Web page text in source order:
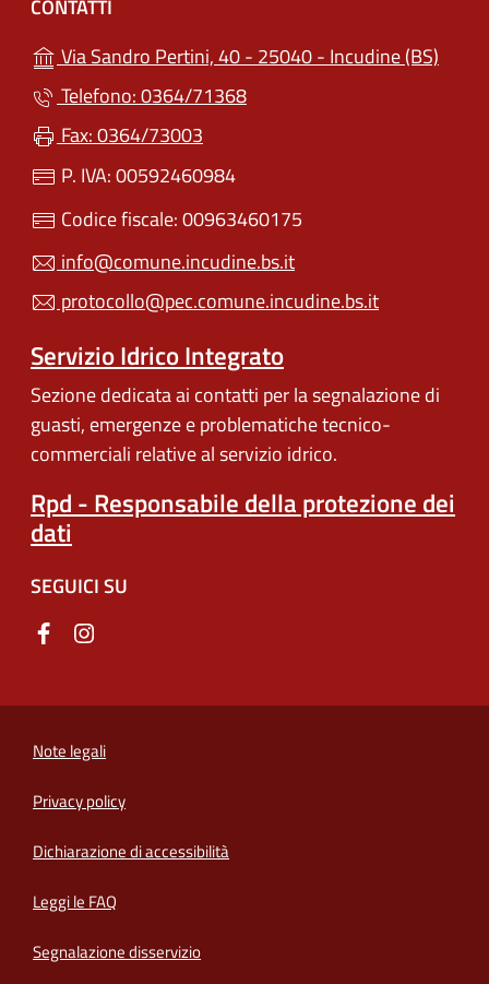
CONTATTI
Via Sandro Pertini, 40 - 25040 - Incudine (BS)
Telefono: 0364/71368
Fax: 0364/73003
P. IVA: 00592460984
Codice fiscale: 00963460175
info@comune.incudine.bs.it
protocollo@pec.comune.incudine.bs.it
Servizio Idrico Integrato
Sezione dedicata ai contatti per la segnalazione di
guasti, emergenze e problematiche tecnico-
commerciali relative al servizio idrico.
Rpd - Responsabile della protezione dei
dati
SEGUICI SU
Note legali
Privacy policy
Dichiarazione di accessibilità
Leggi le FAQ
Segnalazione disservizio